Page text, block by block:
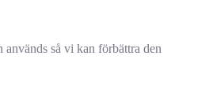
används så vi kan förbättra den